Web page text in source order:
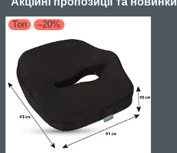
Топ –20%